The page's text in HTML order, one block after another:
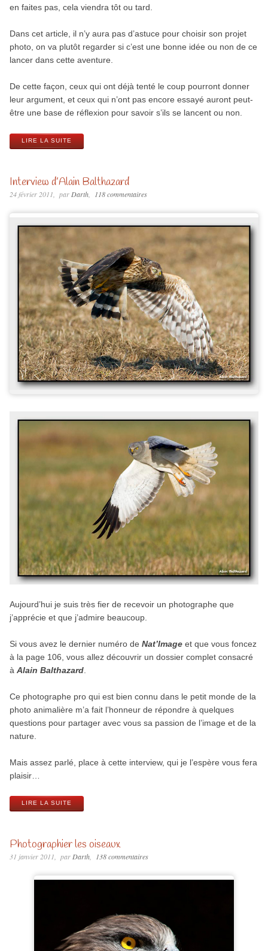
en faites pas, cela viendra tôt ou tard.
Dans cet article, il n’y aura pas d’astuce pour choisir son projet
photo, on va plutôt regarder si c’est une bonne idée ou non de ce
lancer dans cette aventure.
De cette façon, ceux qui ont déjà tenté le coup pourront donner
leur argument, et ceux qui n’ont pas encore essayé auront peut-
être une base de réflexion pour savoir s’ils se lancent ou non.
LIRE LA SUITE
Interview d’Alain Balthazard
24 février 2011 par Darth 118 commentaires
Aujourd’hui je suis très fier de recevoir un photographe que
j’apprécie et que j’admire beaucoup.
Si vous avez le dernier numéro de Nat’Imageet que vous foncez
à la page 106, vous allez découvrir un dossier complet consacré
à Alain Balthazard.
Ce photographe pro qui est bien connu dans le petit monde de la
photo animalière m’a fait l’honneur de répondre à quelques
questions pour partager avec vous sa passion de l’image et de la
nature.
Mais assez parlé, place à cette interview, qui je l’espère vous fera
plaisir…
LIRE LA SUITE
Photographier les oiseaux
31 janvier 2011 par Darth 138 commentaires